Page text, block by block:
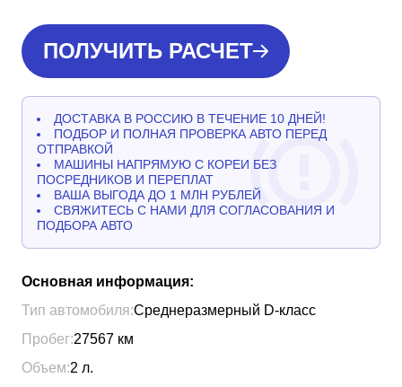
ПОЛУЧИТЬ РАСЧЕТ
ДОСТАВКА В РОССИЮ В ТЕЧЕНИЕ 10 ДНЕЙ!
ПОДБОР И ПОЛНАЯ ПРОВЕРКА АВТО ПЕРЕД
ОТПРАВКОЙ
МАШИНЫ НАПРЯМУЮ С КОРЕИ БЕЗ
ПОСРЕДНИКОВ И ПЕРЕПЛАТ
ВАША ВЫГОДА ДО 1 МЛН РУБЛЕЙ
СВЯЖИТЕСЬ С НАМИ ДЛЯ СОГЛАСОВАНИЯ И
ПОДБОРА АВТО
Основная информация:
Тип автомобиля:Среднеразмерный D-класс
Пробег:27567 км
Объем:2 л.